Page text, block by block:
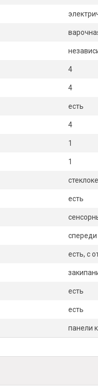
4
4
есть
4
1
1
есть
спереди
есть, с
есть
есть
панели